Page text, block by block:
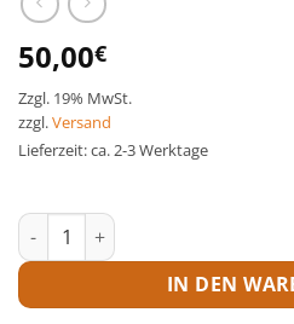
50,00€
Zzgl. 19% MwSt.
zzgl.Versand
Lieferzeit: ca. 2-3 Werktage
Laserthermometer Menge
IN DEN